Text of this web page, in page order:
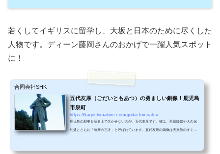
若くしてイギリスに留学し、大坂と日本のために尽くした
人物です。ディーン藤岡さんのおかげで一躍人気スポット
に！
合同会社SHK
五代友厚（ごだいともあつ）の勇ましい銅像！鹿児島
市泉町
https://kagoshimalove.com/godai-tomoatsu
鹿児島の歴史を語る上で欠かせないのが、五代友厚です。彼は、西郷隆盛や大久保
利通とともに「薩摩の三才」と呼ばれています。五代友厚の銅像は天文館のすぐ近